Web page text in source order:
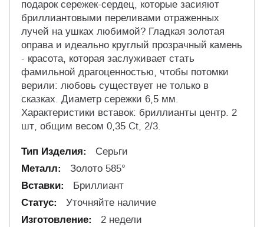
подарок сережек-сердец, которые засияют
бриллиантовыми переливами отраженных
лучей на ушках любимой? Гладкая золотая
оправа и идеально круглый прозрачный камень
- красота, которая заслуживает стать
фамильной драгоценностью, чтобы потомки
верили: любовь существует не только в
сказках. Диаметр сережки 6,5 мм.
Характеристики вставок: бриллианты центр. 2
шт, общим весом 0,35 Ct, 2/3.
Серьги
Золото 585°
Бриллиант
Уточняйте наличие
2 недели